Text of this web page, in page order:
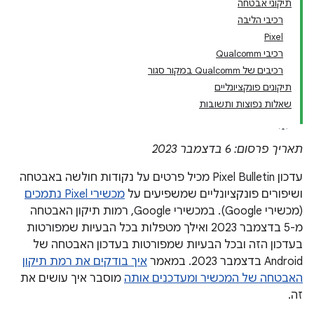
תיקוני אבטחה
רכיבי הליבה
Pixel
רכיבי Qualcomm
רכיבים של Qualcomm במקור סגור
תיקונים פונקציונליים
שאלות נפוצות ותשובות
תאריך פרסום: 6 בדצמבר 2023
עדכון Pixel Bulletin מכיל פרטים על נקודות חולשה באבטחה
ושיפורים פונקציונליים שמשפיעים על מכשירי Pixel נתמכים
(מכשירי Google). במכשירי Google, רמות תיקון האבטחה
מ-5 בדצמבר 2023 ואילך מטפלות בכל הבעיות שמפורטות
בעדכון הזה ובכל הבעיות שמפורטות בעדכון האבטחה של
Android בדצמבר 2023. במאמר
איך בודקים את רמת תיקון
האבטחה של המכשיר ומעדכנים אותה מוסבר איך עושים את
זה.